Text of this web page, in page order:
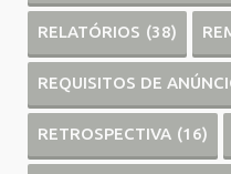
RELATÓRIOS (38)
REQUISITOS DE
RETROSPECTIVA (16)